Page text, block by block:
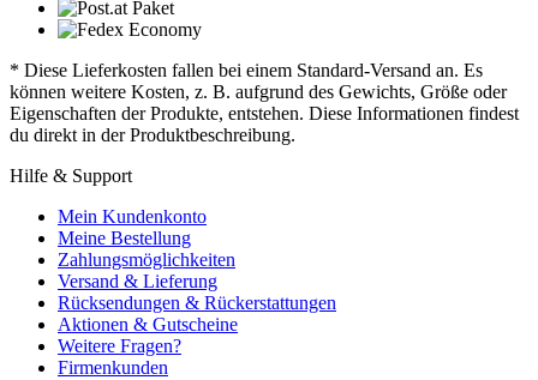
* Diese Lieferkosten fallen bei einem Standard-Versand an. Es
können weitere Kosten, z. B. aufgrund des Gewichts, Größe oder
Eigenschaften der Produkte, entstehen. Diese Informationen findest
du direkt in der Produktbeschreibung.
Hilfe & Support
Mein Kundenkonto
Meine Bestellung
Zahlungsmöglichkeiten
Versand & Lieferung
Rücksendungen & Rückerstattungen
Aktionen & Gutscheine
Weitere Fragen?
Firmenkunden